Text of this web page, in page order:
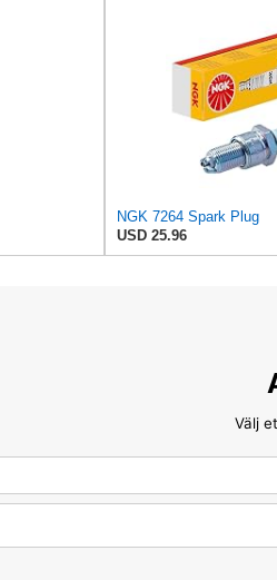
NGK 7264 Spark Plug
USD 25.96
Välj